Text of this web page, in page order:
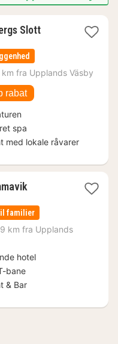
Slott1
kr.
km fra Upplands Väsby
rabat
spa
med lokale råvarer
1
fra
816
kr.
familier
km fra Upplands
hotel
bane
& Bar